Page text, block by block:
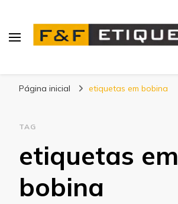
Página inicial etiquetas em bobina
TAG
etiquetas em
bobina